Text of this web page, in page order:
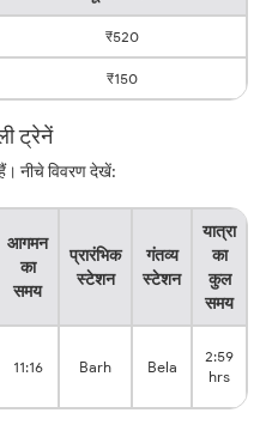
₹520
₹150
ट्रेनें
नीचे विवरण देखें:
आगमन
का
समय
प्रारंभिक
स्टेशन
गंतव्य
स्टेशन
यात्रा
का
कुल
समय
11:16 Barh Bela
2:59
hrs